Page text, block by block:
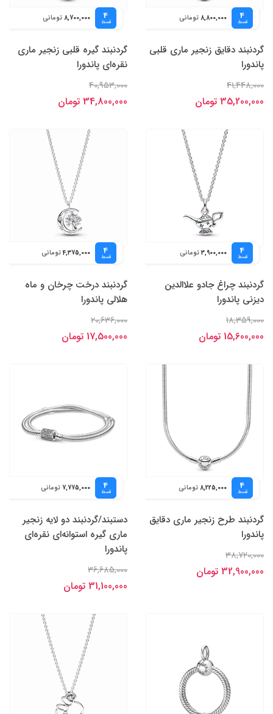
4
قسط 8,800,000 تومانی
گردنبند دقایق زنجیر ماری قلبی
پاندورا
41,448,000
35,200,000 تومان
4
قسط 8,700,000 تومانی
گردنبند گیره قلبی زنجیر ماری
نقره‌ای پاندورا
40,953,000
34,800,000 تومان
4
قسط 3,900,000 تومانی
گردنبند چراغ جادو علاالدین
دیزنی پاندورا
18,359,000
15,600,000 تومان
4
قسط 4,375,000 تومانی
گردنبند درخت چرخان و ماه
هلالی پاندورا
20,636,000
17,500,000 تومان
4
قسط 8,225,000 تومانی
گردنبند طرح زنجیر ماری دقایق
پاندورا
38,720,000
32,900,000 تومان
4
قسط 7,775,000 تومانی
دستبند/گردنبند دو لایه زنجیر
ماری گیره استوانه‌ای نقره‌ای
پاندورا
36,685,000
31,100,000 تومان